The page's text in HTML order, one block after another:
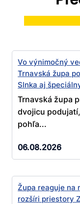
Vo výnimočný
Trnavská župa
Slnka aj
Trnavská župa
dvojicu
pohľa...
06.08.2026
Župa reaguje na
rozšíri priestory